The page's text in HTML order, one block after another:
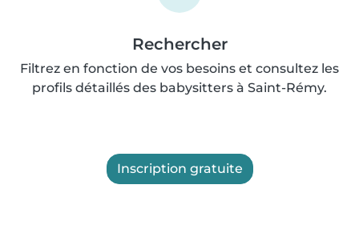
Rechercher
Filtrez en fonction de vos besoins et consultez les
profils détaillés des babysitters à Saint-Rémy.
Inscription gratuite